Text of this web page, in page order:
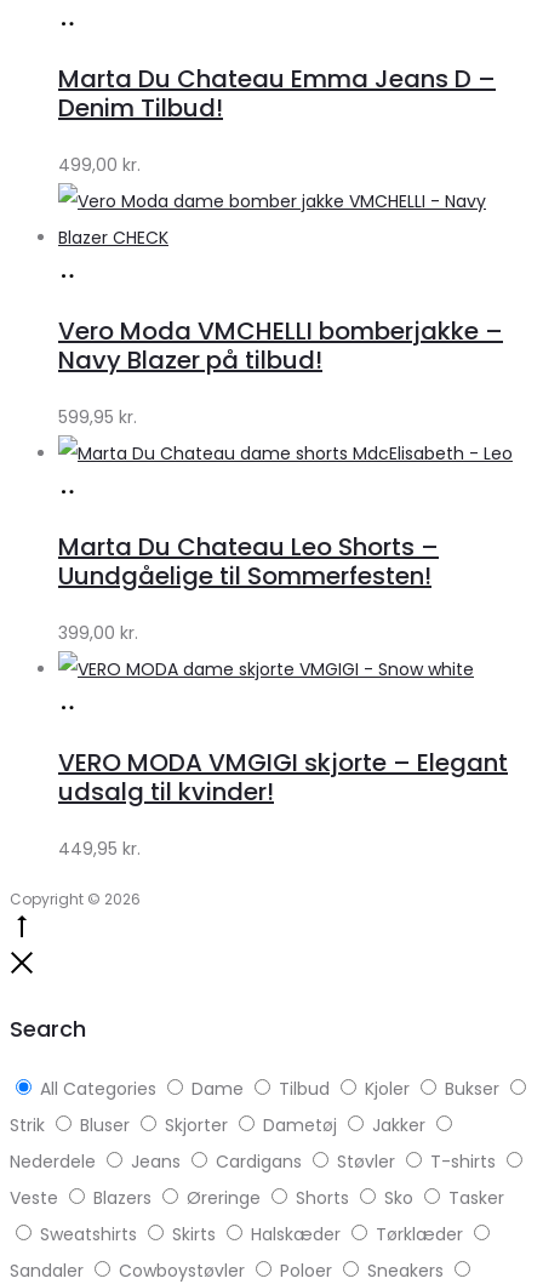
Klædeskabet.dk
Marta Du Chateau Emma Jeans D –
Denim Tilbud!
499,00 kr.
Klædeskabet.dk
Vero Moda VMCHELLI bomberjakke –
Navy Blazer på tilbud!
599,95 kr.
Klædeskabet.dk
Marta Du Chateau Leo Shorts –
Uundgåelige til Sommerfesten!
399,00 kr.
Klædeskabet.dk
VERO MODA VMGIGI skjorte – Elegant
udsalg til kvinder!
449,95 kr.
Copyright © 2026
Search
All Categories Dame Tilbud Kjoler
Bukser
Strik
Bluser Skjorter Dametøj
Jakker
Nederdele
Jeans Cardigans Støvler
T-shirts
Veste
Blazers Øreringe Shorts Sko
Tasker
Sweatshirts
Skirts Halskæder
Tørklæder
Sandaler
Cowboystøvler Poloer
Sneakers